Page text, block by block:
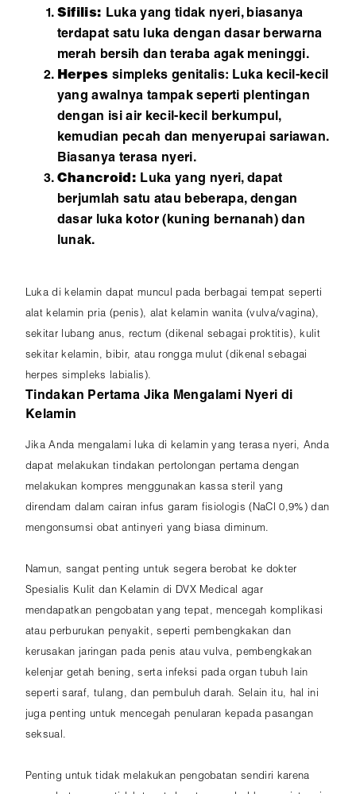
Sifilis: Luka yang tidak nyeri, biasanya
terdapat satu luka dengan dasar berwarna
merah bersih dan teraba agak meninggi.
Herpes simpleks genitalis: Luka kecil-kecil
yang awalnya tampak seperti plentingan
dengan isi air kecil-kecil berkumpul,
kemudian pecah dan menyerupai sariawan.
Biasanya terasa nyeri.
Chancroid: Luka yang nyeri, dapat
berjumlah satu atau beberapa, dengan
dasar luka kotor (kuning bernanah) dan
lunak.
Luka di kelamin dapat muncul pada berbagai tempat seperti
alat kelamin pria (penis), alat kelamin wanita (vulva/vagina),
sekitar lubang anus, rectum (dikenal sebagai proktitis), kulit
sekitar kelamin, bibir, atau rongga mulut (dikenal sebagai
herpes simpleks labialis).
Tindakan Pertama Jika Mengalami Nyeri di
Kelamin
Jika Anda mengalami luka di kelamin yang terasa nyeri, Anda
dapat melakukan tindakan pertolongan pertama dengan
melakukan kompres menggunakan kassa steril yang
direndam dalam cairan infus garam fisiologis (NaCl 0,9%) dan
mengonsumsi obat antinyeri yang biasa diminum.
Namun, sangat penting untuk segera berobat ke dokter
Spesialis Kulit dan Kelamin di DVX Medical agar
mendapatkan pengobatan yang tepat, mencegah komplikasi
atau perburukan penyakit, seperti pembengkakan dan
kerusakan jaringan pada penis atau vulva, pembengkakan
kelenjar getah bening, serta infeksi pada organ tubuh lain
seperti saraf, tulang, dan pembuluh darah. Selain itu, hal ini
juga penting untuk mencegah penularan kepada pasangan
seksual.
Penting untuk tidak melakukan pengobatan sendiri karena